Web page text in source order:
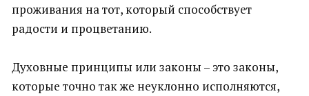
проживания на тот, который способствует
радости и процветанию.
Духовные принципы или законы – это законы,
которые точно так же неуклонно исполняются,